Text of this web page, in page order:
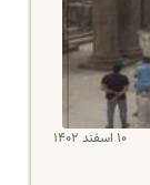
۱۰ اسفند ۱۴۰۲